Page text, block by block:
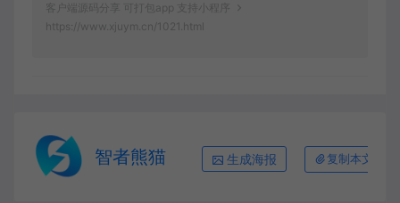
客户端源码分享 可打包app 支持小程序
https://www.xjuym.cn/1021.html
智者熊猫 生成海报 复制本文链接